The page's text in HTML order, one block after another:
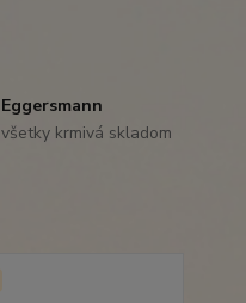
Eggersmann
všetky krmivá skladom